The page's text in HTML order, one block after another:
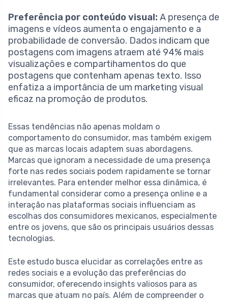
Preferência por conteúdo visual: A presença de
imagens e vídeos aumenta o engajamento e a
probabilidade de conversão. Dados indicam que
postagens com imagens atraem até 94% mais
visualizações e compartihamentos do que
postagens que contenham apenas texto. Isso
enfatiza a importância de um marketing visual
eficaz na promoção de produtos.
Essas tendências não apenas moldam o
comportamento do consumidor, mas também exigem
que as marcas locais adaptem suas abordagens.
Marcas que ignoram a necessidade de uma presença
forte nas redes sociais podem rapidamente se tornar
irrelevantes. Para entender melhor essa dinâmica, é
fundamental considerar como a presença online e a
interação nas plataformas sociais influenciam as
escolhas dos consumidores mexicanos, especialmente
entre os jovens, que são os principais usuários dessas
tecnologias.
Este estudo busca elucidar as correlações entre as
redes sociais e a evolução das preferências do
consumidor, oferecendo insights valiosos para as
marcas que atuam no país. Além de compreender o